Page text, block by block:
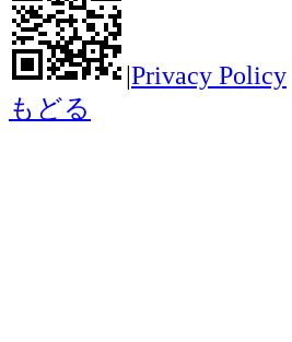
|Privacy Policy
もどる